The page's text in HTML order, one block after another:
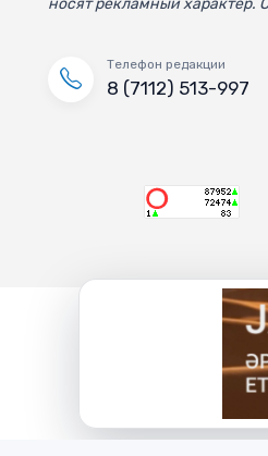
Телефон редакции
8 (7112) 513-997